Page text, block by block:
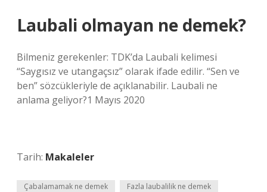
Laubali olmayan ne demek?
Bilmeniz gerekenler: TDK’da Laubali kelimesi
“Saygısız ve utangaçsız” olarak ifade edilir. “Sen ve
ben” sözcükleriyle de açıklanabilir. Laubali ne
anlama geliyor?1 Mayıs 2020
Tarih: Makaleler
Çabalamamak ne demek Fazla laubalilik ne demek